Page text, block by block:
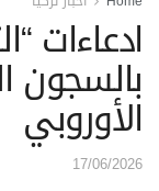
ادعاءات
بالسجون
الأوروبي
17/06/2026